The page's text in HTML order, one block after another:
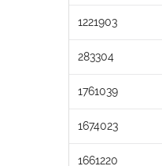
1221903
283304
1761039
1674023
1661220